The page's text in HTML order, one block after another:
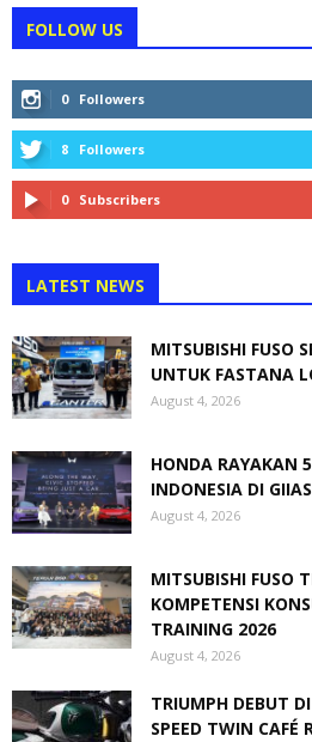
FOLLOW US
0 Followers
8 Followers
0 Subscribers
LATEST NEWS
MITSUBISHI FUSO
UNTUK FASTANA
August 4, 2026
HONDA RAYAKAN
INDONESIA DI
August 4, 2026
MITSUBISHI FUSO
KOMPETENSI
TRAINING 2026
August 4, 2026
TRIUMPH DEBUT
SPEED TWIN CAFÉ